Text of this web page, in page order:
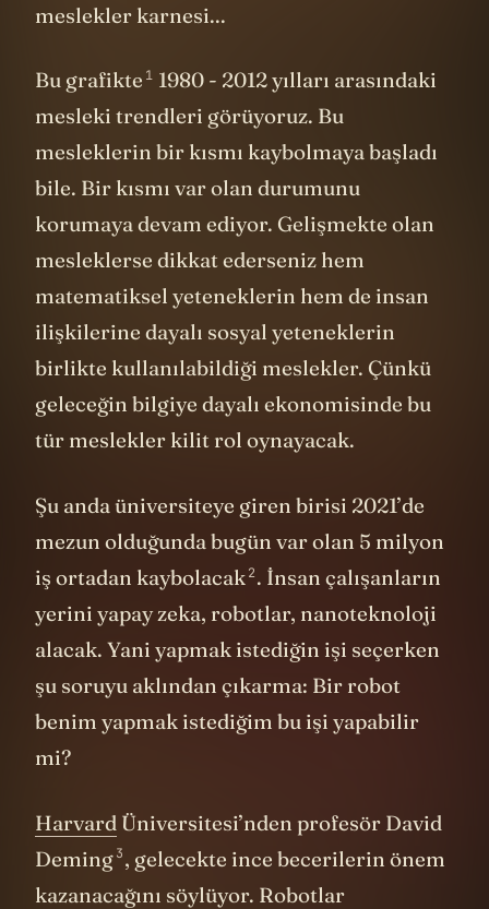
meslekler karnesi...
Bu grafikte 1 1980 - 2012 yılları arasındaki
mesleki trendleri görüyoruz. Bu
mesleklerin bir kısmı kaybolmaya başladı
bile. Bir kısmı var olan durumunu
korumaya devam ediyor. Gelişmekte olan
mesleklerse dikkat ederseniz hem
matematiksel yeteneklerin hem de insan
ilişkilerine dayalı sosyal yeteneklerin
birlikte kullanılabildiği meslekler. Çünkü
geleceğin bilgiye dayalı ekonomisinde bu
tür meslekler kilit rol oynayacak.
Şu anda üniversiteye giren birisi 2021’de
mezun olduğunda bugün var olan 5 milyon
iş ortadan kaybolacak2. İnsan çalışanların
yerini yapay zeka, robotlar, nanoteknoloji
alacak. Yani yapmak istediğin işi seçerken
şu soruyu aklından çıkarma: Bir robot
benim yapmak istediğim bu işi yapabilir
mi?
Harvard Üniversitesi’nden profesör David
Deming3, gelecekte ince becerilerin önem
kazanacağını söylüyor. Robotlar